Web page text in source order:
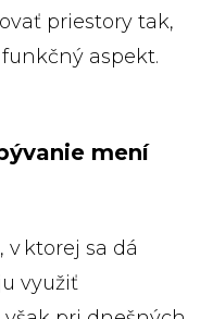
priestory tak,
aspekt.
mení
ktorej sa dá
využiť